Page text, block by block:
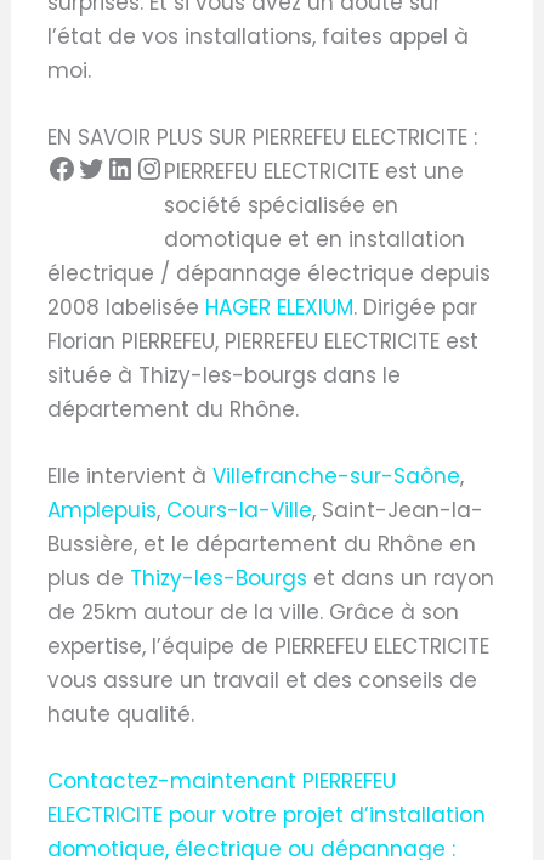
l’état de vos installations, faites appel à
moi.
EN SAVOIR PLUS SUR PIERREFEU ELECTRICITE :
PIERREFEU ELECTRICITE est une
société spécialisée en
domotique et en installation
électrique / dépannage électrique depuis
2008 labelisée HAGER ELEXIUM. Dirigée par
Florian PIERREFEU, PIERREFEU ELECTRICITE est
située à Thizy-les-bourgs dans le
département du Rhône.
Elle intervient àVillefranche-sur-Saône,
Amplepuis, Cours-la-Ville, Saint-Jean-la-
Bussière, et le département du Rhône en
plus de Thizy-les-Bourgs et dans un rayon
de 25km autour de la ville. Grâce à son
expertise, l’équipe de PIERREFEU ELECTRICITE
vous assure un travail et des conseils de
haute qualité.
Contactez-maintenant PIERREFEU
ELECTRICITE pour votre projet d’installation
domotique, électrique ou dépannage :